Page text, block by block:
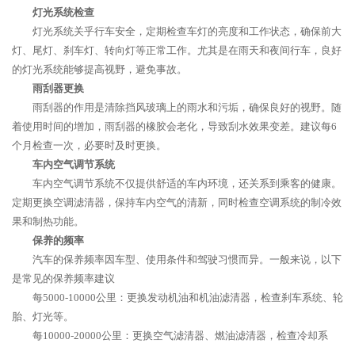
灯光系统检查
灯光系统关乎行车安全，定期检查车灯的亮度和工作状态，确保前大
灯、尾灯、刹车灯、转向灯等正常工作。尤其是在雨天和夜间行车，良好
的灯光系统能够提高视野，避免事故。
雨刮器更换
雨刮器的作用是清除挡风玻璃上的雨水和污垢，确保良好的视野。随
着使用时间的增加，雨刮器的橡胶会老化，导致刮水效果变差。建议每6
个月检查一次，必要时及时更换。
车内空气调节系统
车内空气调节系统不仅提供舒适的车内环境，还关系到乘客的健康。
定期更换空调滤清器，保持车内空气的清新，同时检查空调系统的制冷效
果和制热功能。
保养的频率
汽车的保养频率因车型、使用条件和驾驶习惯而异。一般来说，以下
是常见的保养频率建议
每5000-10000公里：更换发动机油和机油滤清器，检查刹车系统、轮
胎、灯光等。
每10000-20000公里：更换空气滤清器、燃油滤清器，检查冷却系